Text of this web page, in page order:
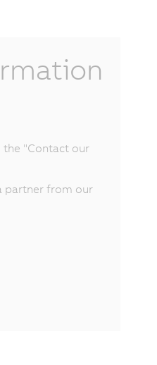
the "Contact our
partner from our